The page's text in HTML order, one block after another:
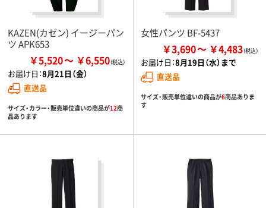
KAZEN(カゼン) イージーパン
ツ APK653
￥5,520 ￥6,550
お届け日：8月21日（金）
直送品
サイズ・カラー・販売単位違いの商品が12商
品あります
女性パンツ BF-5437
￥3,690 ￥4,483
お届け日：8月19日（水）まで
直送品
サイズ・販売単位違いの商品が6商品ありま
す